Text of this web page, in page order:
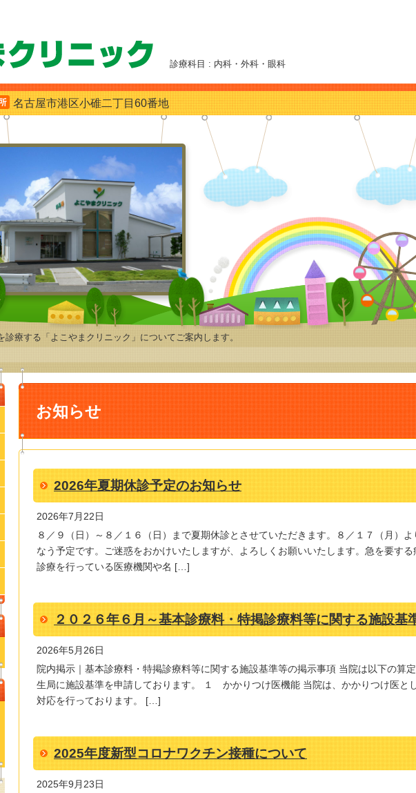
診療科目 : 内科・外科・眼科
名古屋市港区小碓二丁目60番地
療する「よこやまクリニック」についてご案内します。
お知らせ
2026年夏期休診予定のお知らせ
2026年7月22日
８／９（日）～８／１６（日）まで夏期休診とさせていただきます。８／１７（月）よ
なう予定です。ご迷惑をおかけいたしますが、よろしくお願いいたします。急を要す
診療を行っている医療機関や名 […]
２０２６年６月～基本診療料・特掲診療料等に関する施設基
2026年5月26日
院内掲示｜基本診療料・特掲診療料等に関する施設基準等の掲示事項 当院は以下の算
生局に施設基準を申請しております。 １ かかりつけ医機能 当院は、かかりつけ医と
対応を行っております。 […]
2025年度新型コロナワクチン接種について
2025年9月23日